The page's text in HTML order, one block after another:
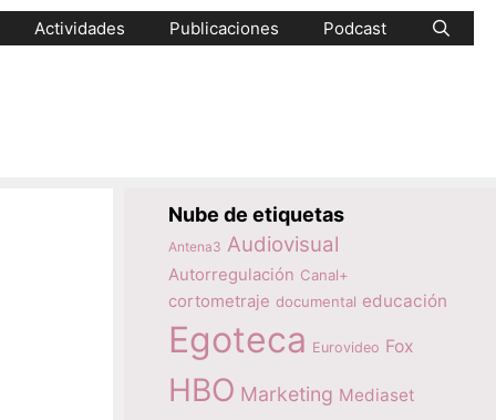
Actividades Publicaciones Podcast
Nube de etiquetas
Antena3 Audiovisual
Autorregulación Canal+
cortometraje documental educación
Egoteca Eurovideo Fox
HBO Marketing Mediaset